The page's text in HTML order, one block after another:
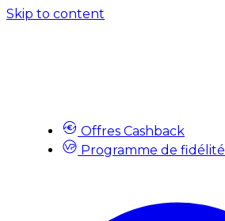
Skip to content
Offres Cashback
Programme de fidélité